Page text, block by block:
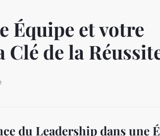
Équipe et votre
Clé de la
du Leadership dans une